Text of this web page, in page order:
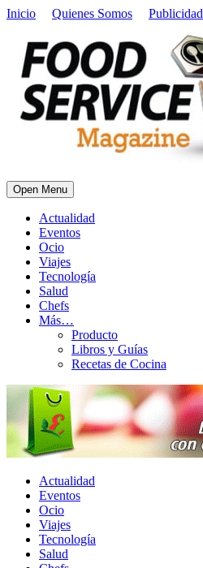
Inicio Quienes Somos Publicidad
Open Menu
Actualidad
Eventos
Ocio
Viajes
Tecnología
Salud
Chefs
Más…
Producto
Libros y Guías
Recetas de Cocina
Actualidad
Eventos
Ocio
Viajes
Tecnología
Salud